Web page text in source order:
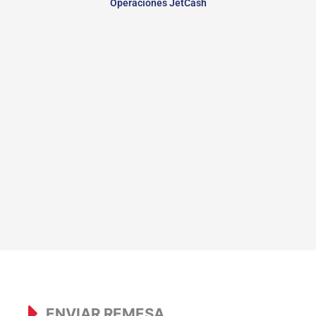
Operaciones JetCash